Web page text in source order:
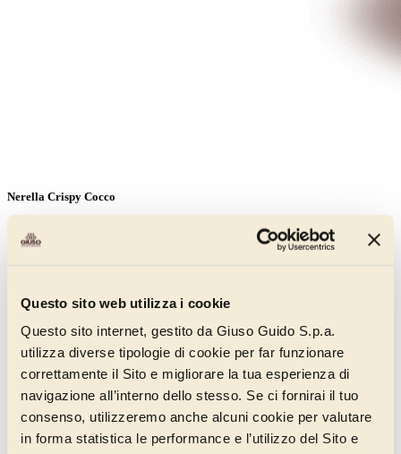
Questo sito web utilizza i cookie
Questo sito internet, gestito da Giuso Guido S.p.a.
utilizza diverse tipologie di cookie per far funzionare
correttamente il Sito e migliorare la tua esperienza di
navigazione all’interno dello stesso. Se ci fornirai il tuo
consenso, utilizzeremo anche alcuni cookie per valutare
in forma statistica le performance e l’utilizzo del Sito e
Nerella Crispy Cocco
011BK155
Scopri di più